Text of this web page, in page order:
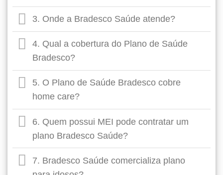
3. Onde a Bradesco Saúde atende?
4. Qual a cobertura do Plano de Saúde
Bradesco?
5. O Plano de Saúde Bradesco cobre
home care?
6. Quem possui MEI pode contratar um
plano Bradesco Saúde?
7. Bradesco Saúde comercializa plano